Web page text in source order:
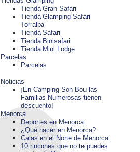
Tienda Gran Safari
Tienda Glamping Safari
Torralba
Tienda Safari
Tienda Binisafari
Tienda Mini Lodge
Parcelas
Parcelas
Noticias
¡En Camping Son Bou las
Familias Numerosas tienen
descuento!
Menorca
Deportes en Menorca
¿Qué hacer en Menorca?
Calas en el Norte de Menorca
10 rincones que no te puedes